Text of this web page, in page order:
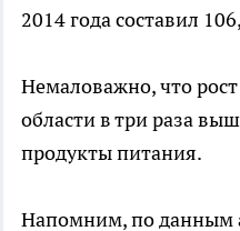
2014 года составил
Немаловажно, что
области в три раза
продукты питания.
Напомним, по данным